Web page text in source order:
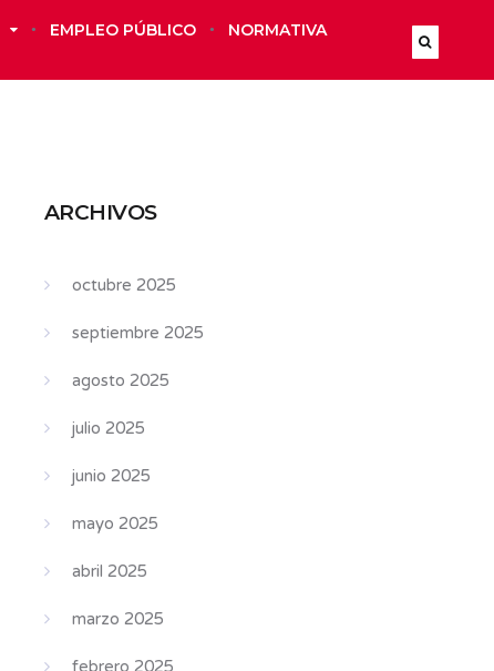
EMPLEO PÚBLICO
NORMATIVA
ARCHIVOS
octubre 2025
septiembre 2025
agosto 2025
julio 2025
junio 2025
mayo 2025
abril 2025
marzo 2025
febrero 2025